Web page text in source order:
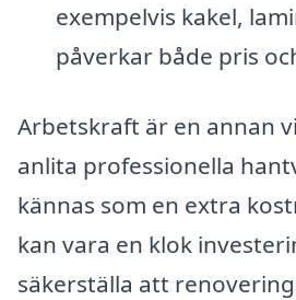
exempelvis kakel,
påverkar både pris
Arbetskraft är en annan
anlita professionella
kännas som en extra
kan vara en klok
säkerställa att